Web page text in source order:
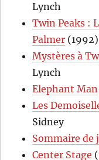
Lynch
Twin Peaks :
Palmer
Mystères à
Lynch
Elephant Man
Les
Sidney
Sommaire de
Center Stage